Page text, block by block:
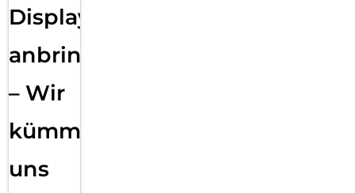
Displayfolie
anbringen
– Wir
kümmern
uns